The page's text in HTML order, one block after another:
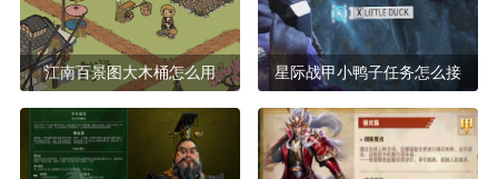
江南百景图大木桶怎么用 星际战甲小鸭子任务怎么接